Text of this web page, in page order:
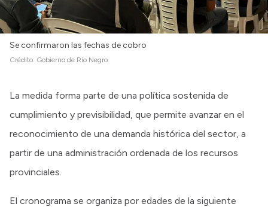
Se confirmaron las fechas de cobro
Crédito: Gobierno de Río Negro
La medida forma parte de una política sostenida de
cumplimiento y previsibilidad, que permite avanzar en el
reconocimiento de una demanda histórica del sector, a
partir de una administración ordenada de los recursos
provinciales.
El cronograma se organiza por edades de la siguiente